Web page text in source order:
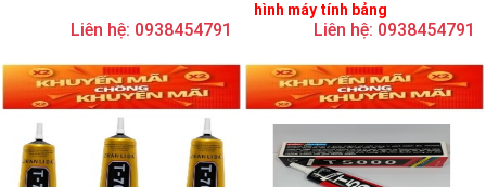
Liên hệ: 0938454791
hình máy tính bảng
Liên hệ: 0938454791